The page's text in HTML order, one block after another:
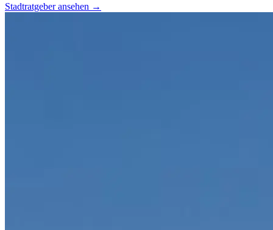
Stadtratgeber ansehen →